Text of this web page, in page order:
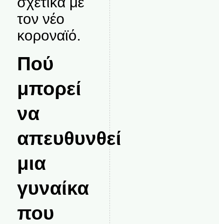
τον νέο
κοροναϊό.
Πού
μπορεί
να
απευθυνθεί
μια
γυναίκα
που